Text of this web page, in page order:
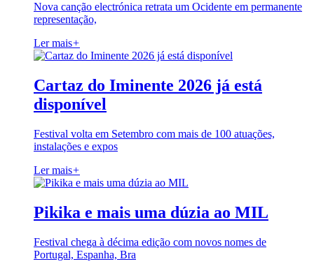
Nova canção electrónica retrata um Ocidente em permanente
representação,
Ler mais+
Cartaz do Iminente 2026 já está
disponível
Festival volta em Setembro com mais de 100 atuações,
instalações e expos
Ler mais+
Pikika e mais uma dúzia ao MIL
Festival chega à décima edição com novos nomes de
Portugal, Espanha, Bra